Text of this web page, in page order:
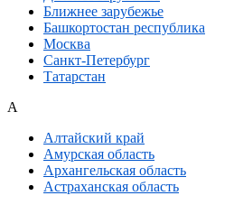
Ближнее зарубежье
Башкортостан республика
Москва
Санкт-Петербург
Татарстан
А
Алтайский край
Амурская область
Архангельская область
Астраханская область